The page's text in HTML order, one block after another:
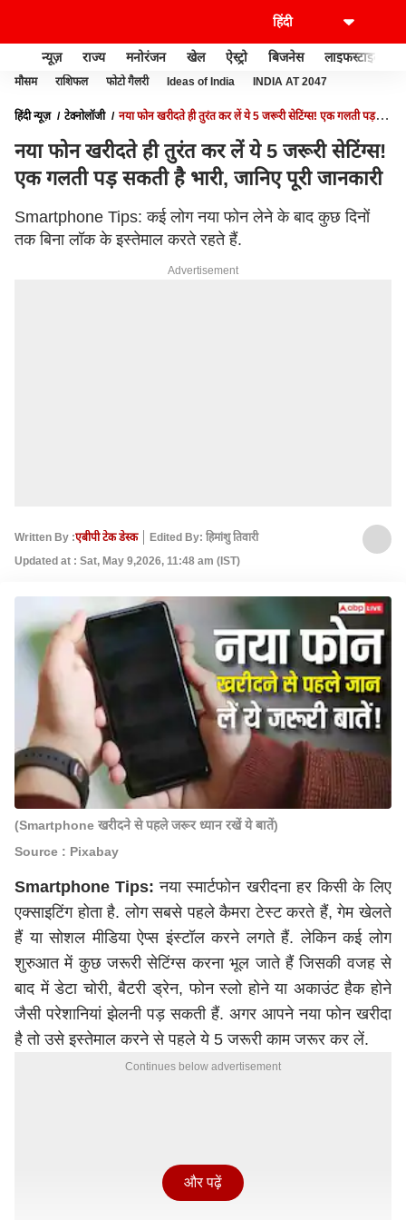
न्यूज़ राज्य मनोरंजन खेल ऐस्ट्रो बिजनेस लाइफस्टाइल
मौसम राशिफल फोटो गैलरी Ideas of India INDIA AT 2047
हिंदी न्यूज़ टेक्नोलॉजी
नया फोन खरीदते ही तुरंत कर लें ये 5 जरूरी सेटिंग्स! एक गलती पड़
नया फोन खरीदते ही तुरंत कर लें ये 5 जरूरी सेटिंग्स!
एक गलती पड़ सकती है भारी, जानिए पूरी जानकारी
Smartphone Tips: कई लोग नया फोन लेने के बाद कुछ दिनों
तक बिना लॉक के इस्तेमाल करते रहते हैं.
Advertisement
Written By :एबीपी टेक डेस्क
Edited By: हिमांशु तिवारी
Updated at : Sat, May 9,2026, 11:48 am (IST)
(Smartphone खरीदने से पहले जरूर ध्यान रखें ये बातें)
Source : Pixabay
Smartphone Tips: नया स्मार्टफोन खरीदना हर किसी के लिए
एक्साइटिंग होता है. लोग सबसे पहले कैमरा टेस्ट करते हैं, गेम खेलते
हैं या सोशल मीडिया ऐप्स इंस्टॉल करने लगते हैं. लेकिन कई लोग
शुरुआत में कुछ जरूरी सेटिंग्स करना भूल जाते हैं जिसकी वजह से
बाद में डेटा चोरी, बैटरी ड्रेन, फोन स्लो होने या अकाउंट हैक होने
जैसी परेशानियां झेलनी पड़ सकती हैं. अगर आपने नया फोन खरीदा
है तो उसे इस्तेमाल करने से पहले ये 5 जरूरी काम जरूर कर लें.
Continues below advertisement
और पढ़ें